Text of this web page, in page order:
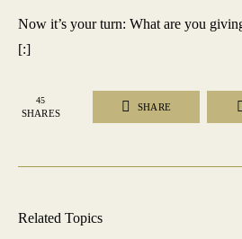
Now it’s your turn: What are you
[:]
45
SHARES
SHARE
Related Topics